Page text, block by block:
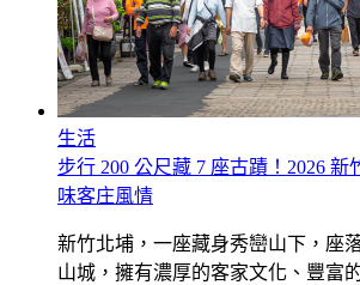
生活
步行 200 公尺藏 7 座古蹟！2026
味客庄風情
新竹北埔，一座藏身秀巒山下，座
山城，擁有濃厚的客家文化、豐富